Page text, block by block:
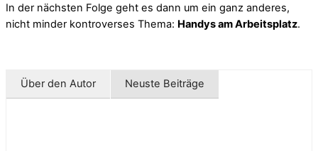
In der nächsten Folge geht es dann um ein ganz anderes,
nicht minder kontroverses Thema: Handys am Arbeitsplatz.
Über den Autor Neuste Beiträge